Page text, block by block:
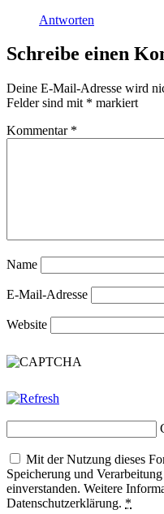
Antworten
Schreibe einen
Deine E-Mail-Adresse wird
Felder sind mit * markiert
Kommentar *
Name
E-Mail-Adresse
Website
Mit der Nutzung dieses
Speicherung und
einverstanden. Weitere
Datenschutzerklärung. *